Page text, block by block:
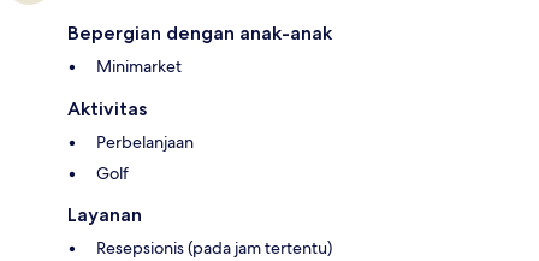
Bepergian dengan anak-anak
Minimarket
Aktivitas
Perbelanjaan
Golf
Layanan
Resepsionis (pada jam tertentu)